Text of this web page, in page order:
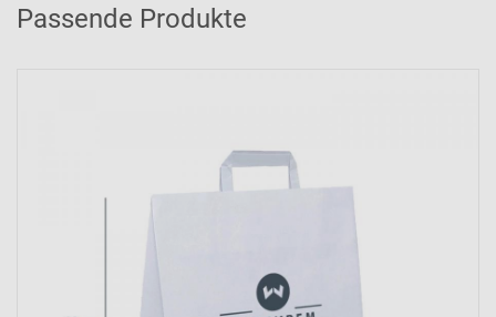
Passende Produkte